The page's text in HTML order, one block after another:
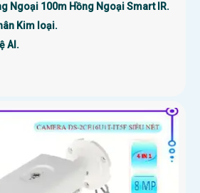
Ngoại 100m Hồng Ngoại Smart IR.
Kim loại.
AI.